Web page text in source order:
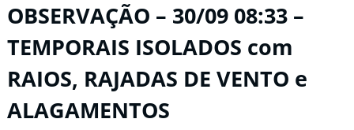
OBSERVAÇÃO – 30/09 08:33 –
TEMPORAIS ISOLADOS com
RAIOS, RAJADAS DE VENTO e
ALAGAMENTOS